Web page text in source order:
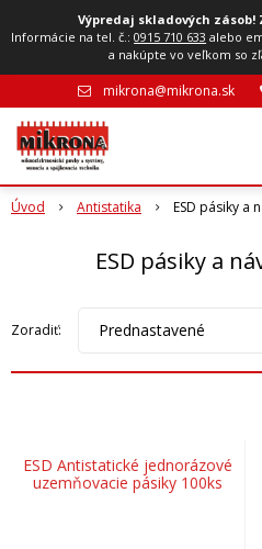
Výpredaj skladových zásob!
Informácie na tel. č.:0915 710 633 alebo
a nakúpte vo veľkom so
mikrona@mikrona.sk
Úvod Antistatika ESD pásiky a
ESD pásiky a
Zoradiť: Prednastavené
ESD Antistatické jednorázové
uzemňovacie pásiky 100ks